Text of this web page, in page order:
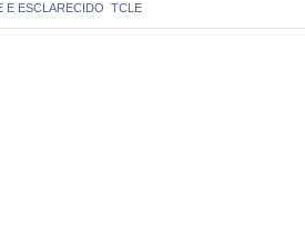
ESCLARECIDO  TCLE